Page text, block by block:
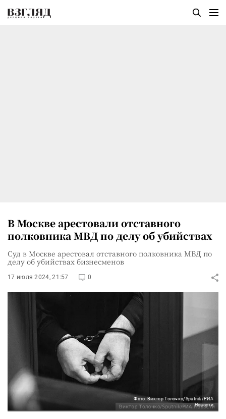
В Москве арестовали отставного
полковника МВД по делу об убийствах
Суд в Москве арестовал отставного полковника МВД по
делу об убийствах бизнесменов
17 июля 2024, 21:57 0
Фото: Виктор Толочко/Sputnik/РИА
Новости